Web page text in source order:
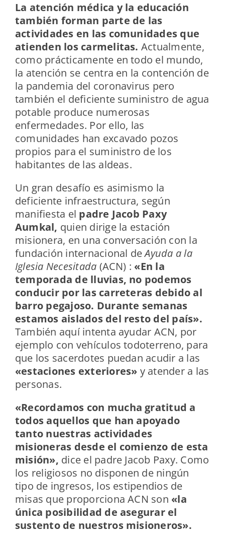
La atención médica y la educación
también forman parte de las
actividades en las comunidades que
atienden los carmelitas. Actualmente,
como prácticamente en todo el mundo,
la atención se centra en la contención de
la pandemia del coronavirus pero
también el deficiente suministro de agua
potable produce numerosas
enfermedades. Por ello, las
comunidades han excavado pozos
propios para el suministro de los
habitantes de las aldeas.
Un gran desafío es asimismo la
deficiente infraestructura, según
manifiesta el padre Jacob Paxy
Aumkal, quien dirige la estación
misionera, en una conversación con la
fundación internacional deAyuda a la
Iglesia Necesitada (ACN) : «En la
temporada de lluvias, no podemos
conducir por las carreteras debido al
barro pegajoso. Durante semanas
estamos aislados del resto del país».
También aquí intenta ayudar ACN, por
ejemplo con vehículos todoterreno, para
que los sacerdotes puedan acudir a las
«estaciones exteriores» y atender a las
personas.
«Recordamos con mucha gratitud a
todos aquellos que han apoyado
tanto nuestras actividades
misioneras desde el comienzo de esta
misión», dice el padre Jacob Paxy. Como
los religiosos no disponen de ningún
tipo de ingresos, los estipendios de
misas que proporciona ACN son «la
única posibilidad de asegurar el
sustento de nuestros misioneros».